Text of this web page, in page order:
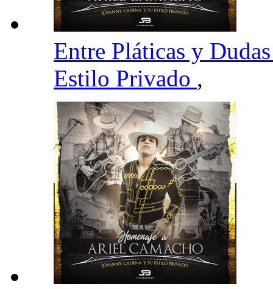
Entre Pláticas y
Estilo Privado ,